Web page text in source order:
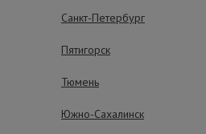
Санкт-Петербург
Пятигорск
Тюмень
Южно-Сахалинск